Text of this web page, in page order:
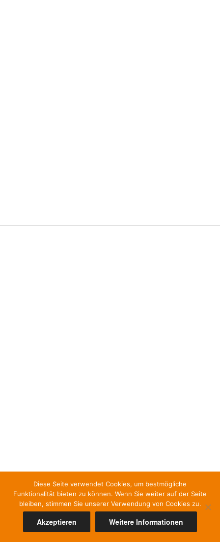
Diese Seite verwendet Cookies, um bestmögliche
Funktionalität bieten zu können. Wenn Sie weiter auf der Seite
bleiben, stimmen Sie unserer Verwendung von Cookies zu.
Akzeptieren Weitere Informationen